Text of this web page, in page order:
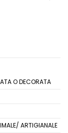
O DECORATA
ARTIGIANALE